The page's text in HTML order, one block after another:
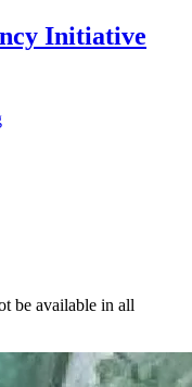
Initiative
be available in all